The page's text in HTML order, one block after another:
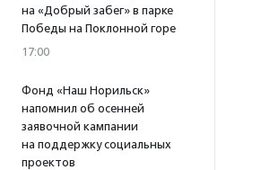
на «Добрый забег» в парке
Победы на Поклонной горе
17:00
Фонд «Наш Норильск»
напомнил об осенней
заявочной кампании
на поддержку социальных
проектов